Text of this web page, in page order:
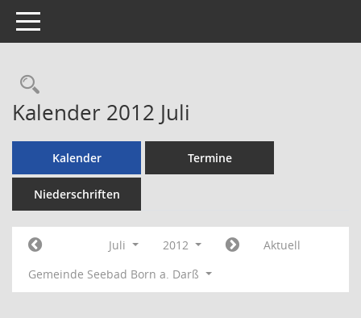
Toggle navigation
Rechercheauswahl
Kalender 2012 Juli
Kalender Termine
Niederschriften
Juli 2012
Aktuell
Gemeinde Seebad Born a. Darß